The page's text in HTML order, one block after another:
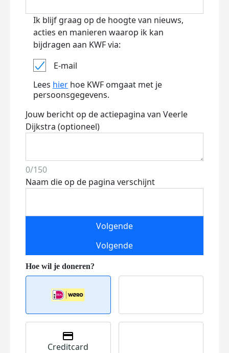
Ik blijf graag op de hoogte van nieuws,
acties en manieren waarop ik kan
bijdragen aan KWF via:
E-mail
Lees hier hoe KWF omgaat met je
persoonsgegevens.
Jouw bericht op de actiepagina van Veerle
Dijkstra (optioneel)
0/150
Naam die op de pagina verschijnt
Volgende
Volgende
Creditcard